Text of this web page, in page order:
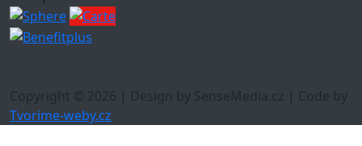
Copyright © 2026 | Design by SenseMedia.cz | Code by
Tvorime-weby.cz